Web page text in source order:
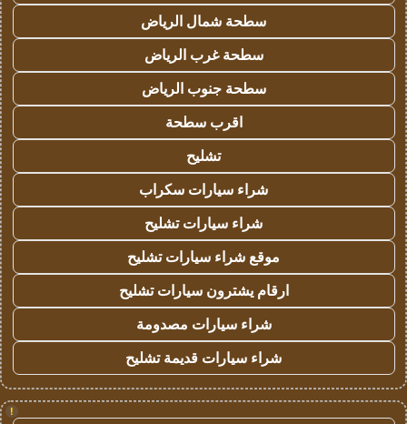
سطحة شمال الرياض
سطحة غرب الرياض
سطحة جنوب الرياض
اقرب سطحة
تشليح
شراء سيارات سكراب
شراء سيارات تشليح
موقع شراء سيارات تشليح
ارقام يشترون سيارات تشليح
شراء سيارات مصدومة
شراء سيارات قديمة تشليح
!